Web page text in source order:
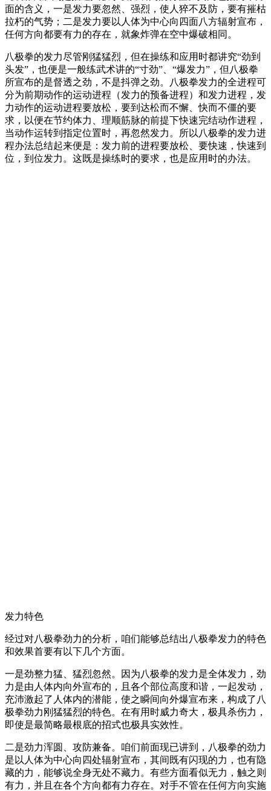
面的含义，一是发力要忽然、强烈，使人猝不及防，要有摧枯
拉朽的气势；二是发力要以人体为中心向四面八方辐射宣布，
任何方向都要有力的存在，就象炸弹在空中爆破相同。
八极拳的发力尽管刚猛猛烈，但在操练和应用时都讲究“劲到
头发”，也便是一般练武术讲的“寸劲”、“爆发力”，但八极拳
所宣布的是督透之劲，不是抖弹之劲。八极拳发力的全进程可
分为前期动作的运动进程（发力的预备进程）和发力进程，发
力动作的运动进程要放松，要到达松而不懈、快而不僵的要
求，以便在节约体力、理顺筋脉的前提下快速完结动作进程，
当动作运转到指定位置时，再忽然发力。所以八极拳的发力进
程办法总结起来便是：发力前的进程要放松、要快速，快速到
位，到位发力。这既是操练时的要求，也是应用时的办法。
发力特色
经过对八极拳劲力的分析，咱们能够总结出八极拳发力的特色
和效果首要有以下几个方面。
一是劲整力猛、猛烈忽然。因为八极拳的发力是全体发力，劲
力是由人体内向外宣布的，且各个部位高度和谐，一起发动，
充沛激起了人体内的潜能，使之瞬间向外爆宣布来，构成了八
极拳劲力刚猛猛烈的特色。在有用时威力奇大，极具杀伤力，
即使是最简略最根底的招式也极具实效性。
二是劲力浑圆、攻防兼备。咱们前面现已讲到，八极拳的劲力
是以人体为中心向四处辐射宣布，其间既有闪现的力，也有隐
藏的力，能够说全身无处不藏力。有些方面看似无力，触之则
有力，并且在各个方向都有力存在。对手不管在任何方向实施